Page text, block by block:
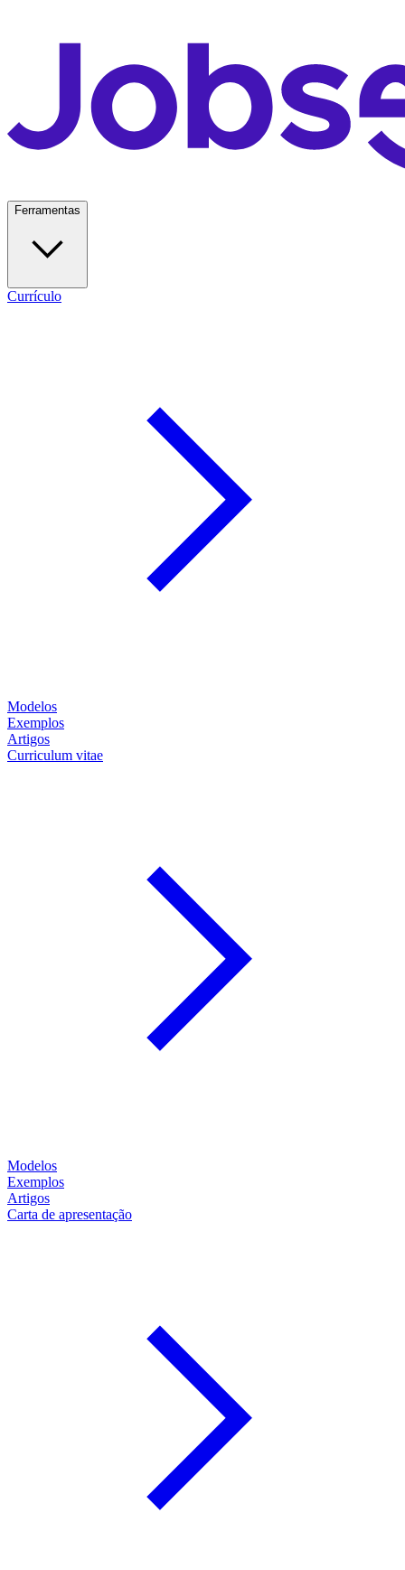
Ferramentas
Currículo
Modelos
Exemplos
Artigos
Curriculum vitae
Modelos
Exemplos
Artigos
Carta de apresentação